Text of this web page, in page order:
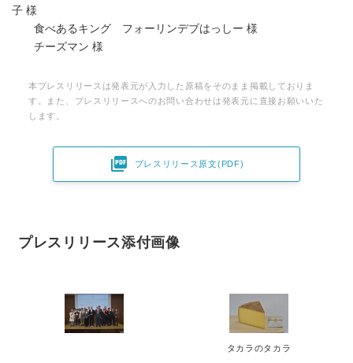
子 様
食べあるキング フォーリンデブはっしー 様
チーズマン 様
本プレスリリースは発表元が入力した原稿をそのまま掲載しておりま
す。また、プレスリリースへのお問い合わせは発表元に直接お願いいた
します。
 プレスリリース原文(PDF)
プレスリリース添付画像
タカラのタカラ